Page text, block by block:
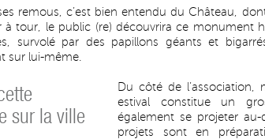
remous, c’est bien entendu du Château,
tour, le public (re) découvrira ce monument
survolé par des papillons géants et
sur lui-même.
sur la ville
Du côté de l’association,
estival constitue un
également se projeter
projets sont en